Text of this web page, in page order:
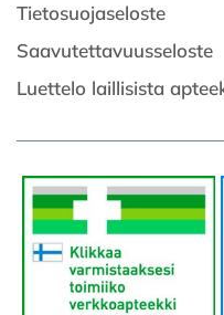
Tietosuojaseloste
Saavutettavuusseloste
Luettelo laillisista